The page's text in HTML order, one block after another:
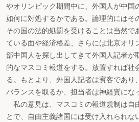
やオリンピック期間中に、外国人が中国
如何に対処するかである。論理的にはそ
その国の法的処罰を受けることは当然で
ている面や経済格差、さらには北京オリ
部中国人を探し出してきて外国人記者が
的なマスコミ報道をする。放置すれば社
る。もとより、外国人記者は賓客であり
バランスを取るか、担当者は神経質にな
私の意見は、マスコミの報道規制は自
とで、自由主義諸国には受け入れられな